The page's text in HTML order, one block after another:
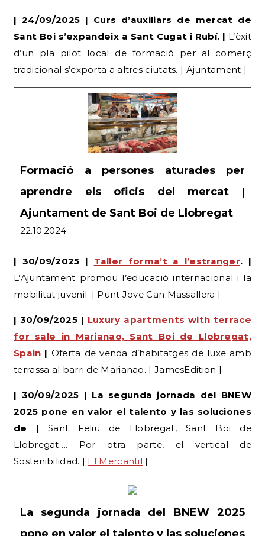
tradicional s’exporta a altres ciutats. | Ajuntament |
Formació a persones aturades per
aprendre els oficis del mercat |
Ajuntament de Sant Boi de Llobregat
22.10.2024
| 30/09/2025 |Taller forma’t a l’estranger
L’Ajuntament promou l’educació internacional i la
| 30/09/2025 |Luxury apartments with terrace
for sale in Marianao, Sant Boi de Llobregat,
terrassa al barri de Marianao. | JamesEdition |
| 30/09/2025 | La segunda jornada del BNEW
2025 pone en valor el talento y las soluciones
Llobregat…. Por otra parte, el vertical de
Sostenibilidad. | El Mercantil|
La segunda jornada del BNEW 2025
pone en valor el talento y las soluciones
de más de 120 startups
Las cinco mejores startups de cada vertical